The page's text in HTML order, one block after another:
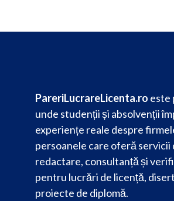
PareriLucrareLicenta.ro este
unde studenții și absolvenții
experiențe reale despre
persoanele care oferă servicii
redactare, consultanță și
pentru lucrări de licență,
proiecte de diplomă.